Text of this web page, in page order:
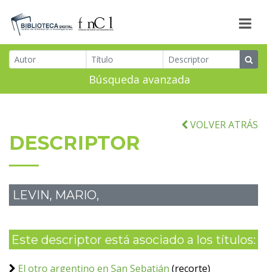
Búsqueda avanzada
VOLVER ATRÁS
DESCRIPTOR
LEVIN, MARIO,
Este descriptor está asociado a los títulos:
El otro argentino en San Sebatián (recorte)